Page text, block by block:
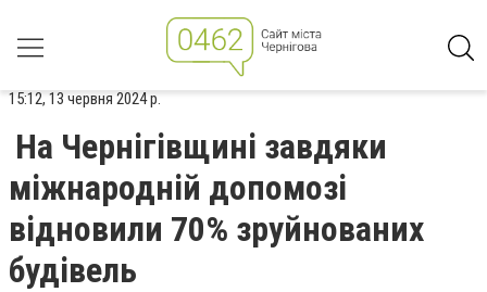
15:12, 13 червня 2024 р.
На Чернігівщині завдяки
міжнародній допомозі
відновили 70% зруйнованих
будівель